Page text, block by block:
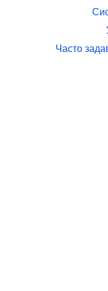
Часто